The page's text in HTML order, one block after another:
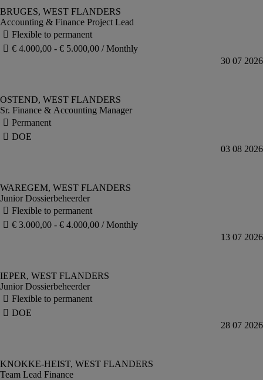
Accounting & Finance Project Lead
Sr. Finance & Accounting Manager
Junior Dossierbeheerder
Junior Dossierbeheerder
Team Lead Finance